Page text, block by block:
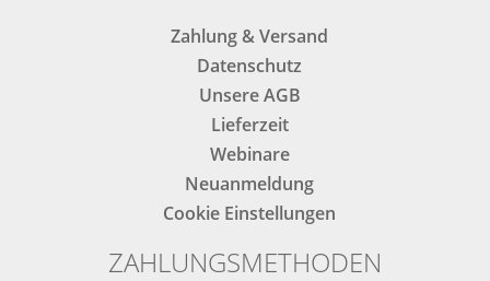
Zahlung & Versand
Datenschutz
Unsere AGB
Lieferzeit
Webinare
Neuanmeldung
Cookie Einstellungen
ZAHLUNGSMETHODEN